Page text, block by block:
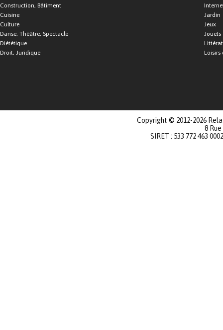
Construction, Bâtiment
Cuisine
Culture
Danse, Théâtre, Spectacle
Diététique
Droit, Juridique
Jardin
Jeux
Jouets
Loisirs
Copyright © 2012-2026
8
SIRET : 533 772 463